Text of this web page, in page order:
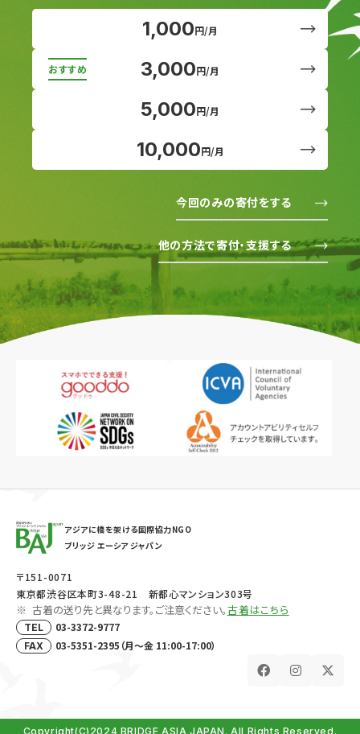
1,000円/月
3,000円/月
5,000円/月
10,000円/月
今回のみの寄付をする
他の方法で寄付・支援する
アジアに橋を架ける国際協力NGO
ブリッジ エーシア ジャパン
〒151-0071
東京都渋谷区本町3-48-21 新都心マンション303号
古着の送り先と異なります。ご注意ください。古着はこちら
TEL 03-3372-9777
FAX 03-5351-2395（月～金 11:00-17:00）
Copyright(C)2024 BRIDGE ASIA JAPAN. All Rights Reserved.